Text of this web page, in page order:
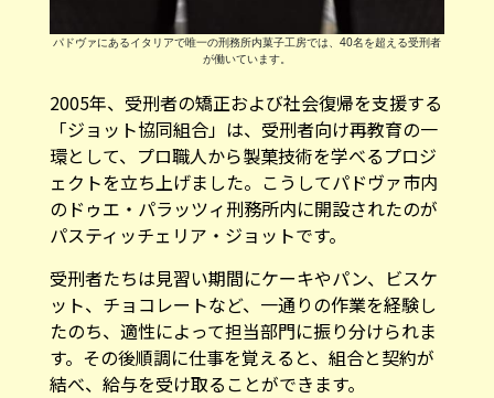
パドヴァにあるイタリアで唯一の刑務所内菓子工房では、40名を超える受刑者
が働いています。
2005年、受刑者の矯正および社会復帰を支援する
「ジョット協同組合」は、受刑者向け再教育の一
環として、プロ職人から製菓技術を学べるプロジ
ェクトを立ち上げました。こうしてパドヴァ市内
のドゥエ・パラッツィ刑務所内に開設されたのが
パスティッチェリア・ジョットです。
受刑者たちは見習い期間にケーキやパン、ビスケ
ット、チョコレートなど、一通りの作業を経験し
たのち、適性によって担当部門に振り分けられま
す。その後順調に仕事を覚えると、組合と契約が
結べ、給与を受け取ることができます。